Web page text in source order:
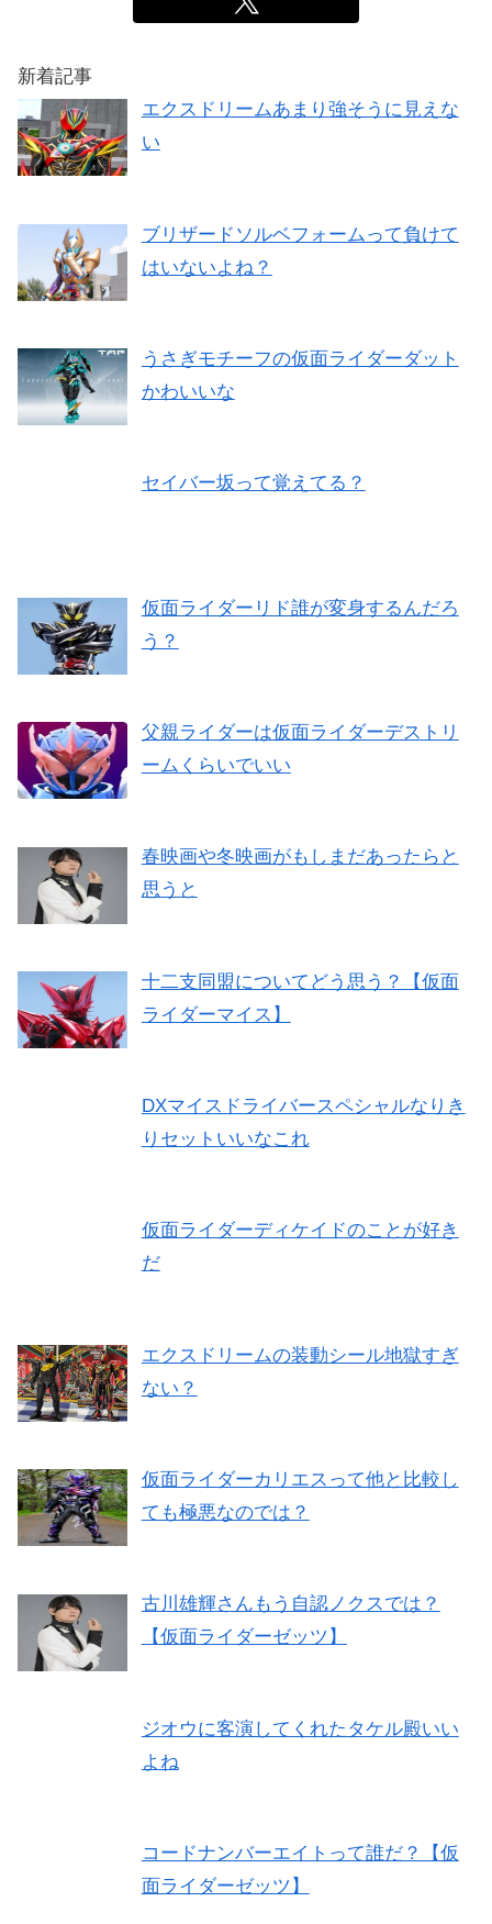
新着記事
エクスドリームあまり強そうに見えな
い
ブリザードソルベフォームって負けて
はいないよね？
うさぎモチーフの仮面ライダーダット
かわいいな
セイバー坂って覚えてる？
仮面ライダーリド誰が変身するんだろ
う？
父親ライダーは仮面ライダーデストリ
ームくらいでいい
春映画や冬映画がもしまだあったらと
思うと
十二支同盟についてどう思う？【仮面
ライダーマイス】
DXマイスドライバースペシャルなりき
りセットいいなこれ
仮面ライダーディケイドのことが好き
だ
エクスドリームの装動シール地獄すぎ
ない？
仮面ライダーカリエスって他と比較し
ても極悪なのでは？
古川雄輝さんもう自認ノクスでは？
【仮面ライダーゼッツ】
ジオウに客演してくれたタケル殿いい
よね
コードナンバーエイトって誰だ？【仮
面ライダーゼッツ】